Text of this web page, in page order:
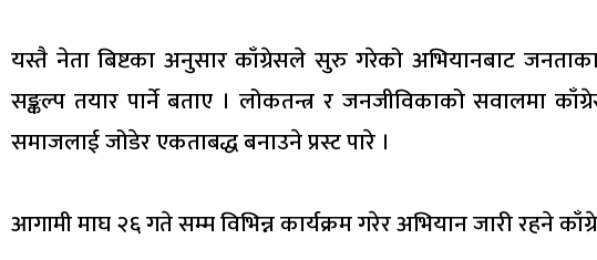
यस्तै नेता बिष्टका अनुसार काँग्रेसले सुरु गरेको अभियानबाट
सङ्कल्प तयार पार्ने बताए । लोकतन्त्र र जनजीविकाको सवालमा
समाजलाई जोडेर एकताबद्ध बनाउने प्रस्ट पारे ।
आगामी माघ २६ गते सम्म विभिन्न कार्यक्रम गरेर अभियान जारी रहने